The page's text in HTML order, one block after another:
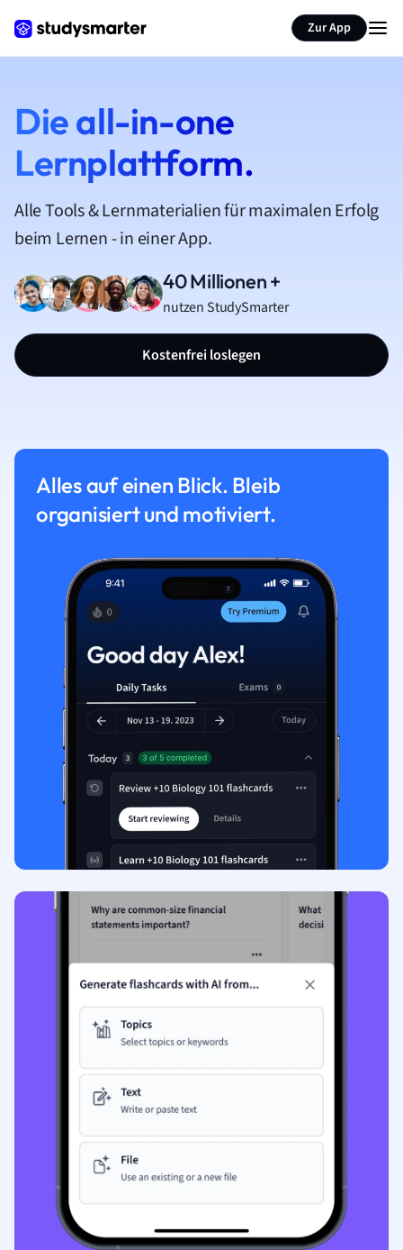
Zur App
Die all-in-one
Lernplattform.
Alle Tools & Lernmaterialien für maximalen Erfolg
beim Lernen - in einer App.
40 Millionen +
nutzen StudySmarter
Kostenfrei loslegen
Alles auf einen Blick. Bleib
organisiert und motiviert.